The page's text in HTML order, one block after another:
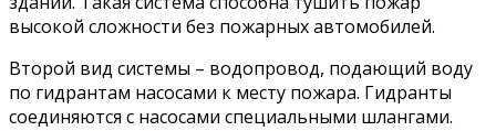
высокой сложности без пожарных автомобилей.
Второй вид системы – водопровод, подающий воду
по гидрантам насосами к месту пожара. Гидранты
соединяются с насосами специальными шлангами.